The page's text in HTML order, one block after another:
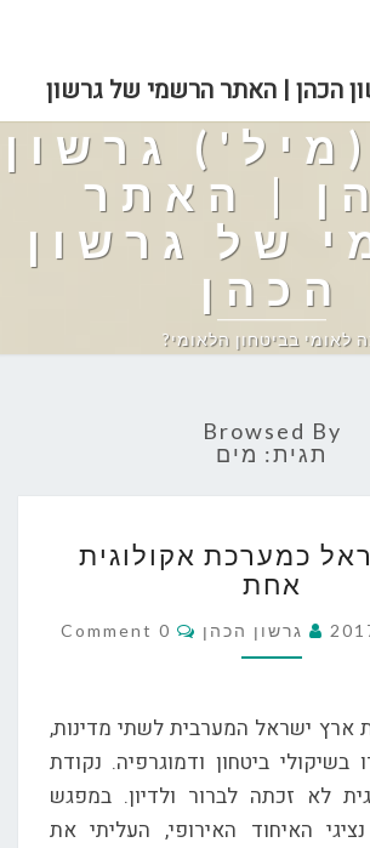
הכהן | האתר הרשמי של גרשון
גרשון
| האתר
של גרשון
הכהן
לאומי בביטחון הלאומי?
Browsed By
תגית: מים
ישראל
כמערכת
אקולוגית
אחת
כמערכת אקולוגית
אחת
גרשון הכהן Comments
0 Comment
ארץ ישראל המערבית לשתי מדינות,
ביטחון ודמוגרפיה. נקודת
לא זכתה לברור ולדיון. במפגש
האיחוד האירופי, העליתי את